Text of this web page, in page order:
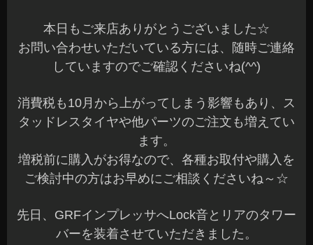
本日もご来店ありがとうございました☆
お問い合わせいただいている方には、随時ご連絡
していますのでご確認くださいね(^^)
消費税も10月から上がってしまう影響もあり、ス
タッドレスタイヤや他パーツのご注文も増えてい
ます。
増税前に購入がお得なので、各種お取付や購入を
ご検討中の方はお早めにご相談くださいね～☆
先日、GRFインプレッサへLock音とリアのタワー
バーを装着させていただきました。